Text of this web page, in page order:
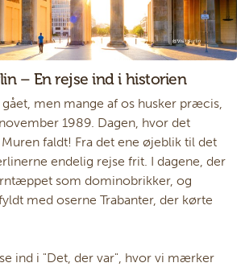
– En rejse ind i historien
men mange af os husker præcis,
1989. Dagen, hvor det
faldt! Fra det ene øjeblik til det
endelig rejse frit. I dagene, der
som dominobrikker, og
med oserne Trabanter, der kørte
ind i "Det, der var", hvor vi mærker